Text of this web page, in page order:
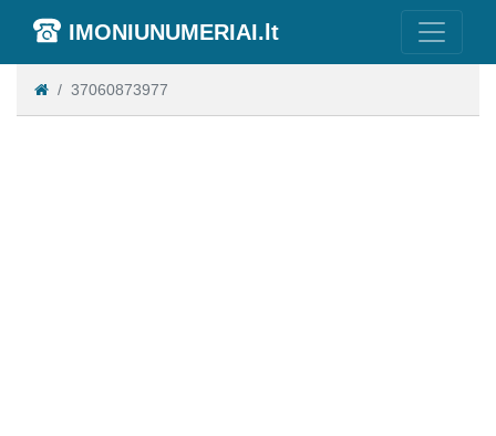
IMONIUNUMERIAI.lt
37060873977